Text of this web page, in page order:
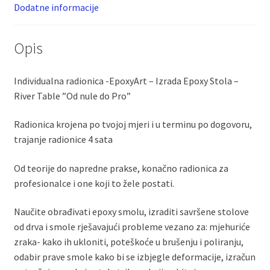
Dodatne informacije
Opis
Individualna radionica -EpoxyArt – Izrada Epoxy Stola –
River Table ”Od nule do Pro”
Radionica krojena po tvojoj mjeri i u terminu po dogovoru,
trajanje radionice 4 sata
Od teorije do napredne prakse, konačno radionica za
profesionalce i one koji to žele postati.
Naučite obrađivati epoxy smolu, izraditi savršene stolove
od drva i smole rješavajući probleme vezano za: mjehuriće
zraka- kako ih ukloniti, poteškoće u brušenju i poliranju,
odabir prave smole kako bi se izbjegle deformacije, izračun